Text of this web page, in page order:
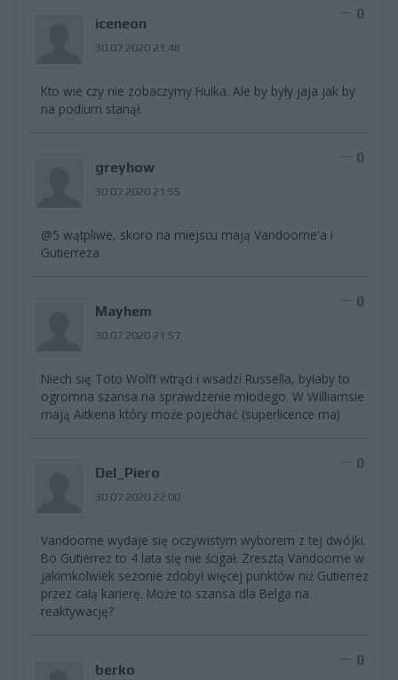
iceneon
30.07.2020 21:48
0
Kto wie czy nie zobaczymy Hulka. Ale by były jaja jak by
na podium stanął.
greyhow
30.07.2020 21:55
0
@5 wątpliwe, skoro na miejscu mają Vandoorne'a i
Gutierreza
Mayhem
30.07.2020 21:57
0
Niech się Toto Wolff wtrąci i wsadzi Russella, byłaby to
ogromna szansa na sprawdzenie młodego. W Williamsie
mają Aitkena który może pojechać (superlicence ma)
Del_Piero
30.07.2020 22:00
0
Vandoorne wydaje się oczywistym wyborem z tej dwójki.
Bo Gutierrez to 4 lata się nie ścigał. Zresztą Vandoorne w
jakimkolwiek sezonie zdobył więcej punktów niż Gutierrez
przez całą karierę. Może to szansa dla Belga na
reaktywację?
berko
0